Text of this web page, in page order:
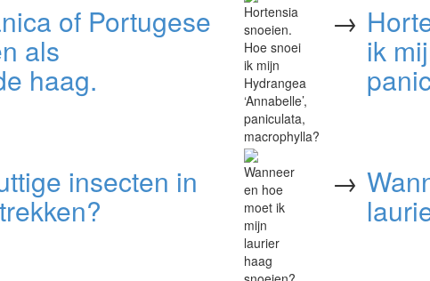
of Portugese
als
haag.
→
ik
insecten in →